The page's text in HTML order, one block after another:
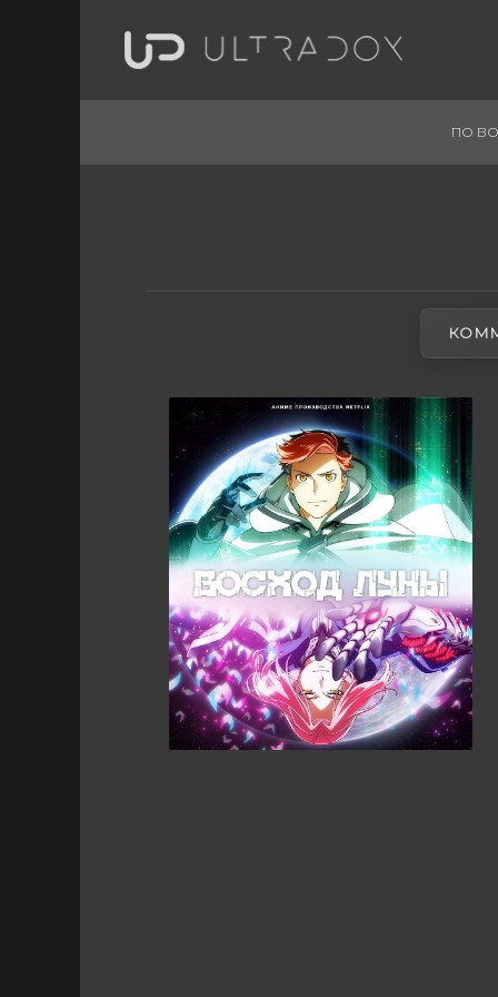
ПО